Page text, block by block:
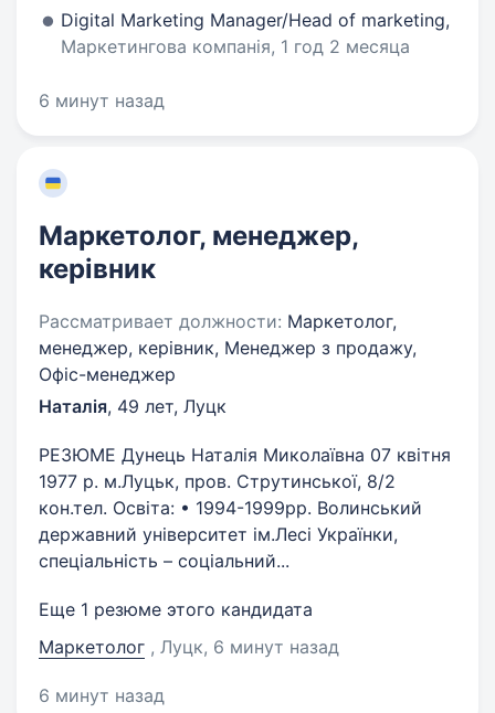
Digital Marketing Manager/Head of marketing,
Маркетингова компанія, 1 год 2 месяца
6 минут назад
Маркетолог, менеджер,
керівник
Рассматривает должности: Маркетолог,
менеджер, керівник, Менеджер з продажу,
Офіс-менеджер
Наталія, 49 лет, Луцк
РЕЗЮМЕ Дунець Наталія Миколаївна 07 квітня
1977 р. м.Луцьк, пров. Струтинської, 8/2
кон.тел. Освіта: • 1994-1999рр. Волинський
державний університет ім.Лесі Українки,
спеціальність – соціальний...
Еще 1 резюме этого кандидата
Маркетолог , Луцк, 6 минут назад
6 минут назад